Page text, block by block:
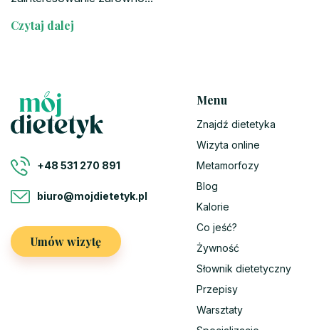
Czytaj dalej
+48 531 270 891
biuro@mojdietetyk.pl
Umów wizytę
Menu
Znajdź dietetyka
Wizyta online
Metamorfozy
Blog
Kalorie
Co jeść?
Żywność
Słownik dietetyczny
Przepisy
Warsztaty